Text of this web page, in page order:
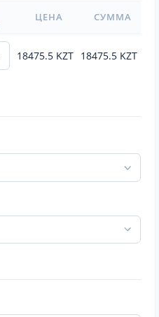
ЦЕНА СУММА
18475.5 KZT 18475.5 KZT